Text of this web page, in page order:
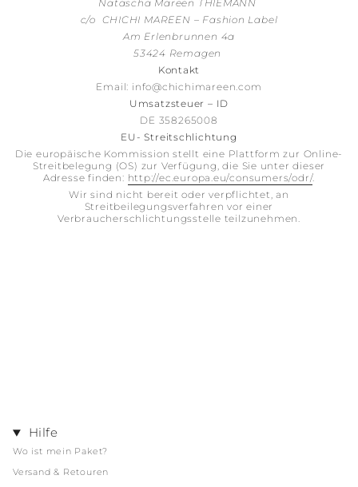
Natascha Mareen THIEMANN
c/o CHICHI MAREEN – Fashion Label
Am Erlenbrunnen 4a
53424 Remagen
Kontakt
Email: info@chichimareen.com
Umsatzsteuer – ID
DE 358265008
EU- Streitschlichtung
Die europäische Kommission stellt eine Plattform zur Online-
Streitbelegung (OS) zur Verfügung, die Sie unter dieser
Adresse finden: http://ec.europa.eu/consumers/odr/.
Wir sind nicht bereit oder verpflichtet, an
Streitbeilegungsverfahren vor einer
Verbraucherschlichtungsstelle teilzunehmen.
Hilfe
Wo ist mein Paket?
Versand & Retouren